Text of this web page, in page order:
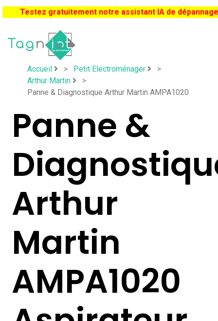
Testez gratuitement notre assistant IA de dépannage
Accueil > Petit Electroménager
>
Arthur Martin
>
Panne & Diagnostique Arthur Martin AMPA1020
Panne &
Arthur
Martin
AMPA1020